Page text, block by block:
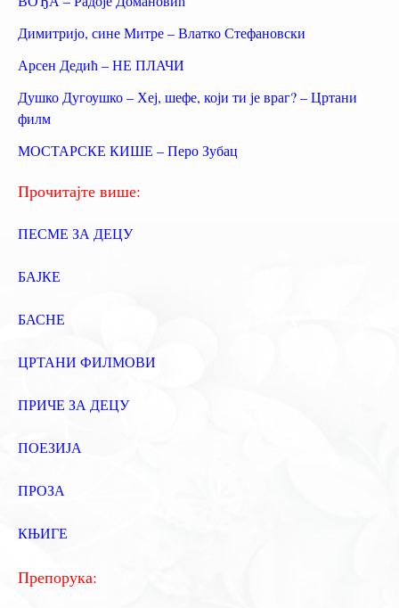
р
а
г
а
з
а
:
Димитријо, сине Митре – Влатко Стефановски
Арсен Дедић – НЕ ПЛАЧИ
Душко Дугоушко – Хеј, шефе, који ти је враг? – Цртани
филм
МОСТАРСКЕ КИШЕ – Перо Зубац
Прочитајте више:
ПЕСМЕ ЗА ДЕЦУ
БАЈКЕ
БАСНЕ
ЦРТАНИ ФИЛМОВИ
ПРИЧЕ ЗА ДЕЦУ
ПОЕЗИЈА
ПРОЗА
КЊИГЕ
Препорука: